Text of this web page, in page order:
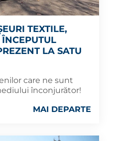
TEXTILE,
LA SATU
care ne sunt
înconjurător!
MAI DEPARTE